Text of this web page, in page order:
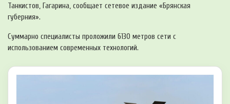
Танкистов, Гагарина, сообщает сетевое издание «Брянская
губерния».
Суммарно специалисты проложили 6130 метров сети с
использованием современных технологий.